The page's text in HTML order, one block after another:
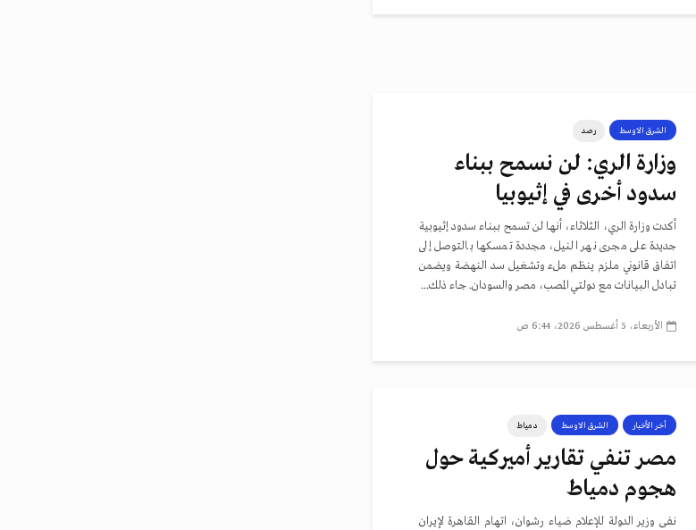
الشرق الاوسط رصد
وزارة الري: لن نسمح ببناء
سدود أخرى في إثيوبيا
أكدت وزارة الري، الثلاثاء، أنها لن تسمح ببناء سدود إثيوبية
جديدة على مجرى نهر النيل، مجددة تمسكها بالتوصل إلى
اتفاق قانوني ملزم ينظم ملء وتشغيل سد النهضة ويضمن
تبادل البيانات مع دولتي المصب، مصر والسودان. جاء ذلك...
الأربعاء، 5 أغسطس 2026، 6:44 ص
أخر الأخبار الشرق الاوسط دمياط
مصر تنفي تقارير أميركية حول
هجوم دمياط
نفى وزير الدولة للإعلام ضياء رشوان، اتهام القاهرة لإيران